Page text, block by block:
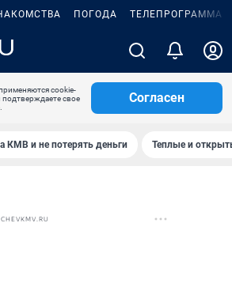
ПОГОДА ТЕЛЕПРОГРАММА
cookie-
подтверждаете свое
Согласен
КМВ и не потерять деньги Теплые и